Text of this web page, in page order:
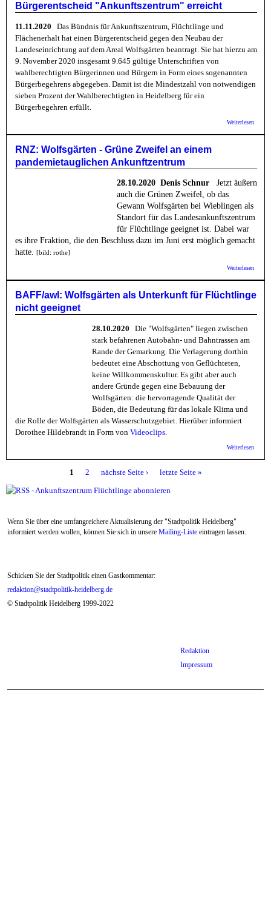
Bürgerentscheid "Ankunftszentrum" erreicht
11.11.2020 Das Bündnis für Ankunftszentrum, Flüchtlinge und
Flächenerhalt hat einen Bürgerentscheid gegen den Neubau der
Landeseinrichtung auf dem Areal Wolfsgärten beantragt. Sie hat hierzu am
9. November 2020 insgesamt 9.645 gültige Unterschriften von
wahlberechtigten Bürgerinnen und Bürgern in Form eines sogenannten
Bürgerbegehrens abgegeben. Damit ist die Mindestzahl von notwendigen
sieben Prozent der Wahlberechtigten in Heidelberg für ein
Bürgerbegehren erfüllt.
Weiterlesen
RNZ: Wolfsgärten - Grüne Zweifel an einem
pandemietauglichen Ankunftzentrum
28.10.2020 Denis Schnur
Jetzt äußern
auch die Grünen Zweifel, ob das
Gewann Wolfsgärten bei Wieblingen als
Standort für das Landesankunftszentrum
für Flüchtlinge geeignet ist. Dabei war
es ihre Fraktion, die den Beschluss dazu im Juni erst möglich gemacht
hatte. [bild: rothe]
Weiterlesen
Grüne
BAFF/awl: Wolfsgärten als Unterkunft für Flüchtlinge
nicht geeignet
28.10.2020 Die "Wolfsgärten" liegen zwischen
stark befahrenen Autobahn- und Bahntrassen am
Rande der Gemarkung. Die Verlagerung dorthin
bedeutet eine Abschottung von Geflüchteten,
keine Willkommenskultur. Es gibt aber auch
andere Gründe gegen eine Bebauung der
Wolfsgärten: die hervorragende Qualität der
Böden, die Bedeutung für das lokale Klima und
die Rolle der Wolfsgärten als Wasserschutzgebiet. Hierüber informiert
Dorothee Hildebrandt in Form von Videoclips.
Weiterlesen
1 2 nächste Seite › letzte Seite »
Wenn Sie über eine umfangreichere Aktualisierung der "Stadtpolitik Heidelberg"
informiert werden wollen, können Sie sich in unsere Mailing-Liste eintragen lassen.
Schicken Sie der Stadtpolitik einen Gastkommentar:
redaktion@stadtpolitik-heidelberg.de
© Stadtpolitik Heidelberg 1999-2022
Redaktion
Impressum